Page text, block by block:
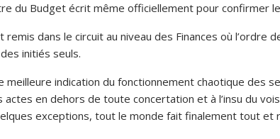
du Budget écrit même officiellement pour confirmer
dans le circuit au niveau des Finances où l’ordre
initiés seuls.
indication du fonctionnement chaotique des
en dehors de toute concertation et à l’insu du
exceptions, tout le monde fait finalement tout et